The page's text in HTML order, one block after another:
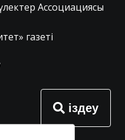
Ассоциациясы
газеті
іздеу